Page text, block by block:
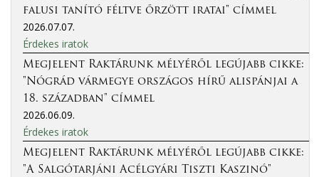
falusi tanító féltve őrzött iratai" címmel
2026.07.07.
Érdekes iratok
Megjelent Raktárunk mélyéről legújabb cikke:
"Nógrád vármegye országos hírű alispánjai a
18. században" címmel
2026.06.09.
Érdekes iratok
Megjelent Raktárunk mélyéről legújabb cikke:
"A Salgótarjáni Acélgyári Tiszti Kaszinó"